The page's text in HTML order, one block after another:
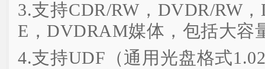
3.支持CD­R/RW，DVD­R/RW
E，DVD­RAM媒体，包括大容
4.支持UDF（通用光盘格式